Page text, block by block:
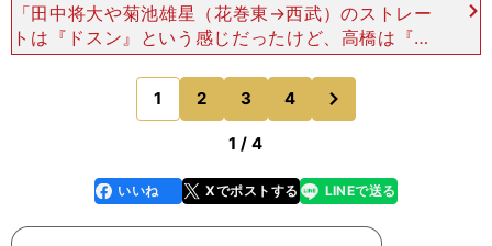
「田中将大や菊池雄星（花巻東→西武）のストレー
トは『ドスン』という感じだったけど、高橋は『ピ
シャ』っていう感じでキレがある。たまにヒジが上
がりきらない時があるけど、上がった時は角度があ
る。腕のしなりや
1 2 3 4
のページへ
1 / 4
faceboo
k
いいね Xでポストする
line LINEで送る